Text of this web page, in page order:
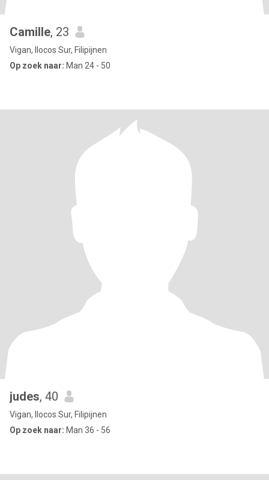
Camille, 23
Vigan, Ilocos Sur, Filipijnen
Op zoek naar: Man 24 - 50
judes, 40
Vigan, Ilocos Sur, Filipijnen
Op zoek naar: Man 36 - 56